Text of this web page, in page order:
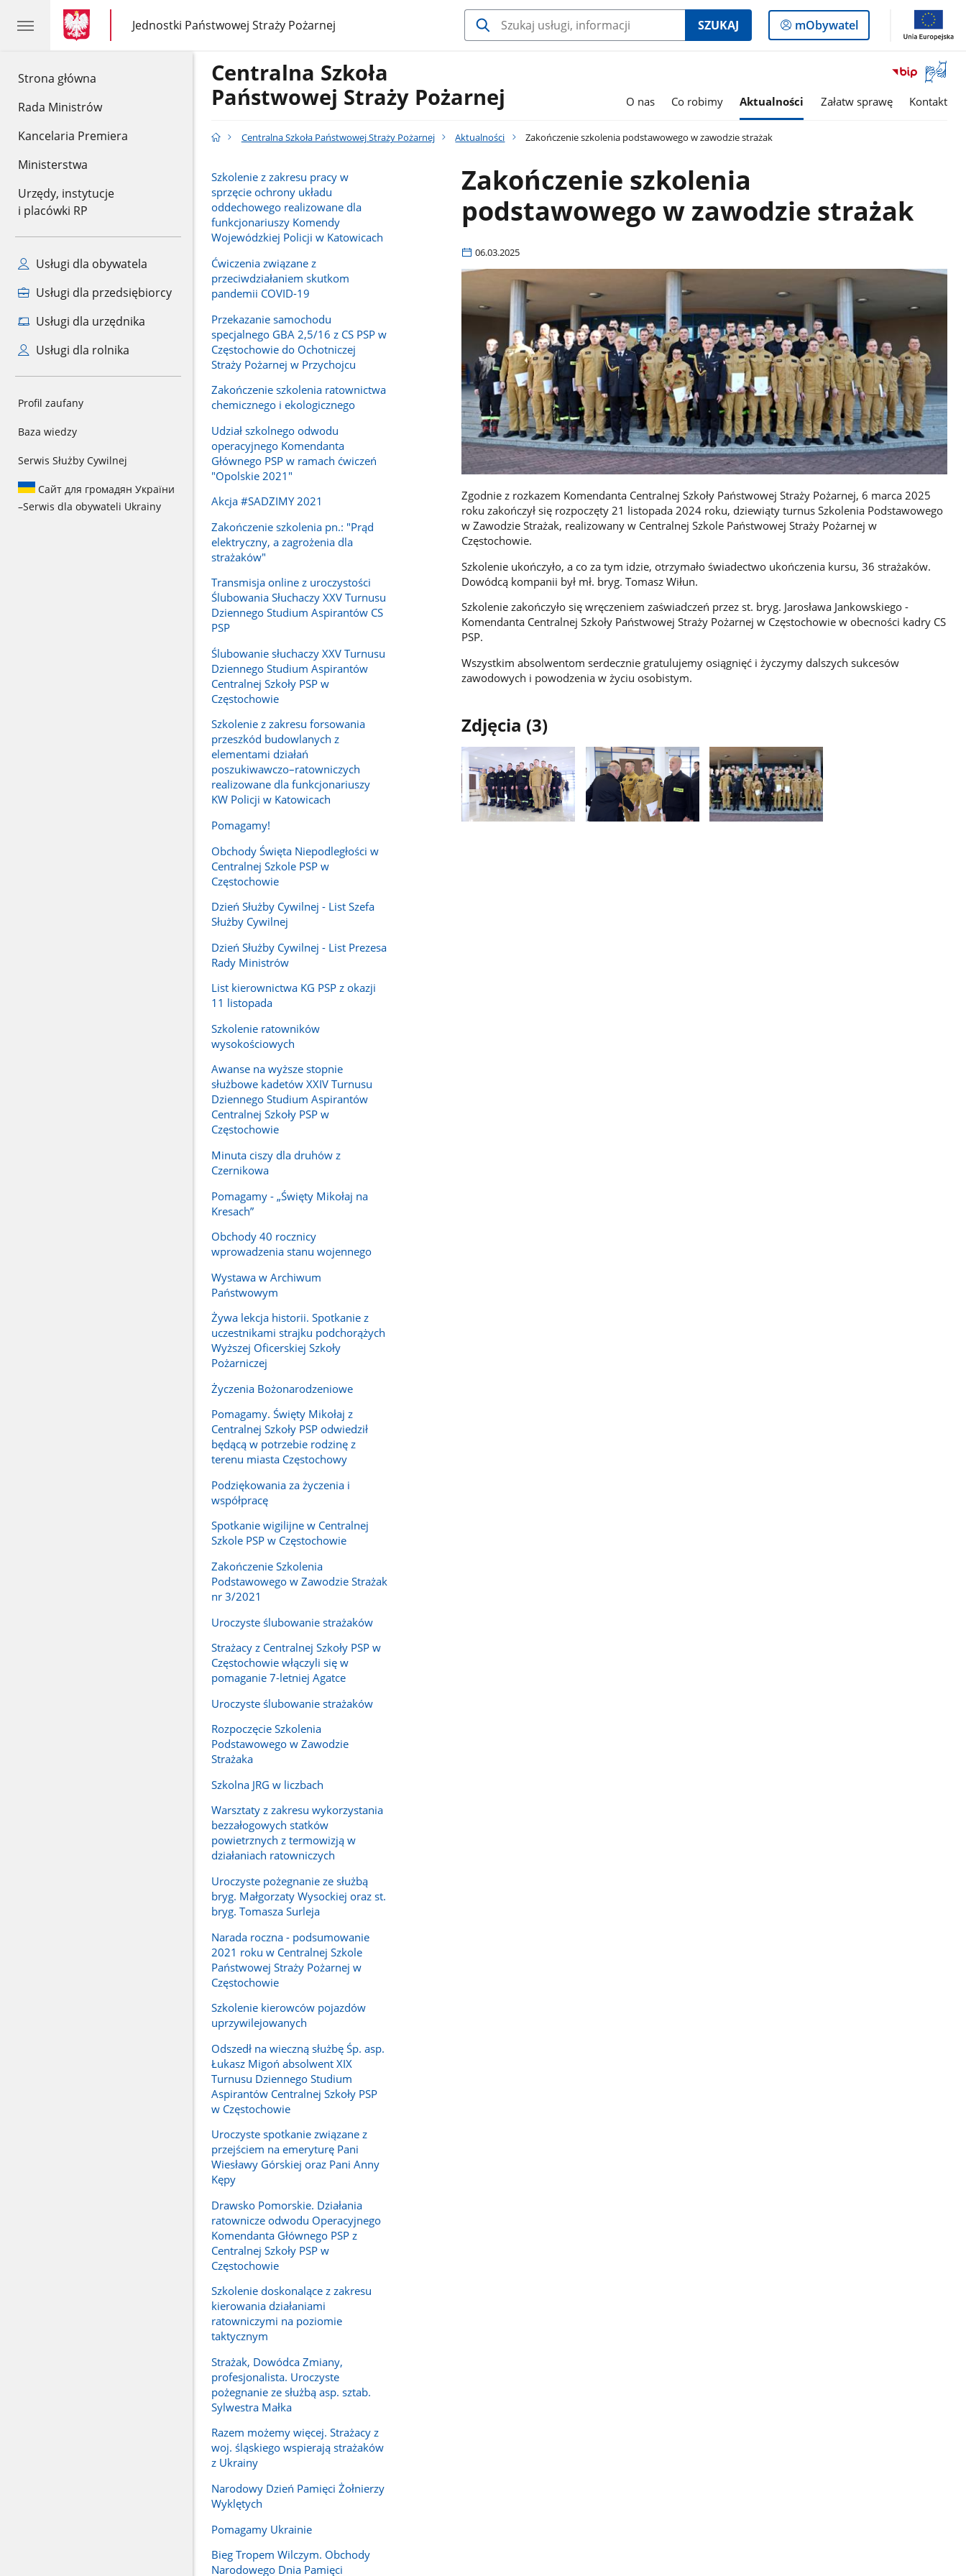
Strona główna
Rada Ministrów
Kancelaria Premiera
Ministerstwa
Urzędy, instytucje
i placówki RP
Usługi dla obywatela
Usługi dla przedsiębiorcy
Usługi dla urzędnika
Usługi dla rolnika
Profil zaufany
Baza wiedzy
Serwis Służby Cywilnej
Сайт для громадян України
–Serwis dla obywateli Ukrainy
gov.pl
gov.pl
Jednostki Państwowej Straży Pożarnej
gov.pl
Jednostki
Państwowej
SZUKAJ
Logowanie
do
mObywatel
Otwórz
okno
z
Centralna Szkoła
Państwowej Straży Pożarnej
O nas Co robimy Aktualności Załatw sprawę Kontakt
Centralna Szkoła Państwowej Straży Pożarnej Aktualności Zakończenie szkolenia podstawowego w zawodzie strażak
Szkolenie z zakresu pracy w
sprzęcie ochrony układu
oddechowego realizowane dla
funkcjonariuszy Komendy
Wojewódzkiej Policji w Katowicach
Ćwiczenia związane z
przeciwdziałaniem skutkom
pandemii COVID-19
Przekazanie samochodu
specjalnego GBA 2,5/16 z CS PSP w
Częstochowie do Ochotniczej
Straży Pożarnej w Przychojcu
Zakończenie szkolenia ratownictwa
chemicznego i ekologicznego
Udział szkolnego odwodu
operacyjnego Komendanta
Głównego PSP w ramach ćwiczeń
"Opolskie 2021"
Akcja #SADZIMY 2021
Zakończenie szkolenia pn.: "Prąd
elektryczny, a zagrożenia dla
strażaków"
Transmisja online z uroczystości
Ślubowania Słuchaczy XXV Turnusu
Dziennego Studium Aspirantów CS
PSP
Ślubowanie słuchaczy XXV Turnusu
Dziennego Studium Aspirantów
Centralnej Szkoły PSP w
Częstochowie
Szkolenie z zakresu forsowania
przeszkód budowlanych z
elementami działań
poszukiwawczo–ratowniczych
realizowane dla funkcjonariuszy
KW Policji w Katowicach
Pomagamy!
Obchody Święta Niepodległości w
Centralnej Szkole PSP w
Częstochowie
Dzień Służby Cywilnej - List Szefa
Służby Cywilnej
Dzień Służby Cywilnej - List Prezesa
Rady Ministrów
List kierownictwa KG PSP z okazji
11 listopada
Szkolenie ratowników
wysokościowych
Awanse na wyższe stopnie
służbowe kadetów XXIV Turnusu
Dziennego Studium Aspirantów
Centralnej Szkoły PSP w
Częstochowie
Minuta ciszy dla druhów z
Czernikowa
Pomagamy - „Święty Mikołaj na
Kresach”
Obchody 40 rocznicy
wprowadzenia stanu wojennego
Wystawa w Archiwum
Państwowym
Żywa lekcja historii. Spotkanie z
uczestnikami strajku podchorążych
Wyższej Oficerskiej Szkoły
Pożarniczej
Życzenia Bożonarodzeniowe
Pomagamy. Święty Mikołaj z
Centralnej Szkoły PSP odwiedził
będącą w potrzebie rodzinę z
terenu miasta Częstochowy
Podziękowania za życzenia i
współpracę
Spotkanie wigilijne w Centralnej
Szkole PSP w Częstochowie
Zakończenie Szkolenia
Podstawowego w Zawodzie Strażak
nr 3/2021
Uroczyste ślubowanie strażaków
Strażacy z Centralnej Szkoły PSP w
Częstochowie włączyli się w
pomaganie 7-letniej Agatce
Uroczyste ślubowanie strażaków
Rozpoczęcie Szkolenia
Podstawowego w Zawodzie
Strażaka
Szkolna JRG w liczbach
Warsztaty z zakresu wykorzystania
bezzałogowych statków
powietrznych z termowizją w
działaniach ratowniczych
Uroczyste pożegnanie ze służbą
bryg. Małgorzaty Wysockiej oraz st.
bryg. Tomasza Surleja
Narada roczna - podsumowanie
2021 roku w Centralnej Szkole
Państwowej Straży Pożarnej w
Częstochowie
Szkolenie kierowców pojazdów
uprzywilejowanych
Odszedł na wieczną służbę Śp. asp.
Łukasz Migoń absolwent XIX
Turnusu Dziennego Studium
Aspirantów Centralnej Szkoły PSP
w Częstochowie
Uroczyste spotkanie związane z
przejściem na emeryturę Pani
Wiesławy Górskiej oraz Pani Anny
Kępy
Drawsko Pomorskie. Działania
ratownicze odwodu Operacyjnego
Komendanta Głównego PSP z
Centralnej Szkoły PSP w
Częstochowie
Szkolenie doskonalące z zakresu
kierowania działaniami
ratowniczymi na poziomie
taktycznym
Strażak, Dowódca Zmiany,
profesjonalista. Uroczyste
pożegnanie ze służbą asp. sztab.
Sylwestra Małka
Razem możemy więcej. Strażacy z
woj. śląskiego wspierają strażaków
z Ukrainy
Narodowy Dzień Pamięci Żołnierzy
Wyklętych
Pomagamy Ukrainie
Bieg Tropem Wilczym. Obchody
Narodowego Dnia Pamięci
Zakończenie szkolenia
podstawowego w zawodzie strażak
06.03.2025
Zgodnie z rozkazem Komendanta Centralnej Szkoły Państwowej Straży Pożarnej, 6 marca 2025
roku zakończył się rozpoczęty 21 listopada 2024 roku, dziewiąty turnus Szkolenia Podstawowego
w Zawodzie Strażak, realizowany w Centralnej Szkole Państwowej Straży Pożarnej w
Częstochowie.
Szkolenie ukończyło, a co za tym idzie, otrzymało świadectwo ukończenia kursu, 36 strażaków.
Dowódcą kompanii był mł. bryg. Tomasz Wiłun.
Szkolenie zakończyło się wręczeniem zaświadczeń przez st. bryg. Jarosława Jankowskiego -
Komendanta Centralnej Szkoły Państwowej Straży Pożarnej w Częstochowie w obecności kadry CS
PSP.
Wszystkim absolwentom serdecznie gratulujemy osiągnięć i życzymy dalszych sukcesów
zawodowych i powodzenia w życiu osobistym.
Zdjęcia (3)